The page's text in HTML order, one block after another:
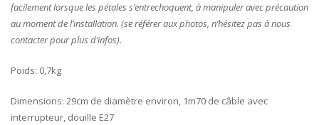
facilement lorsque les pétales s’entrechoquent, à manipuler avec précaution
au moment de l’installation. (se référer aux photos, n’hésitez pas à nous
contacter pour plus d’infos).
Poids: 0,7kg
Dimensions: 29cm de diamètre environ, 1m70 de câble avec
interrupteur, douille E27